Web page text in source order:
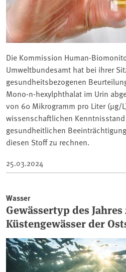
Die Kommission Human-
Umweltbundesamt hat bei ihrer
gesundheitsbezogenen
Mono-n-hexylphthalat im Urin
von 60 Mikrogramm pro Liter (µg/
wissenschaftlichen
gesundheitlichen
diesen Stoff zu rechnen.
25.03.2024
Wasser
Gewässertyp des Jahres
Küstengewässer der